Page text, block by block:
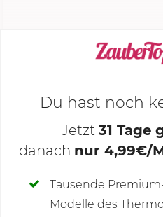
Deine Notizen
Du hast noch
Jetzt 31 Tage
danach nur 4,99€/
Tausende
Modelle des